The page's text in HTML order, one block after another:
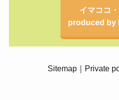
イマココ
produced by
Sitemap ｜ Private